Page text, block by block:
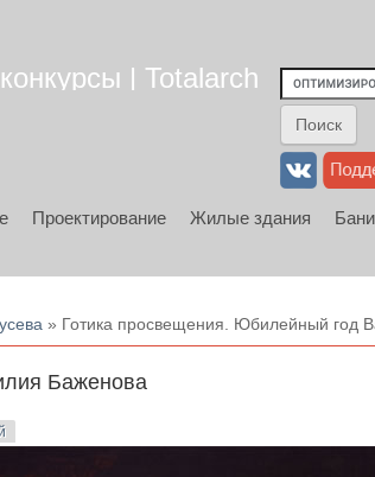
| Totalarch
Проектирование Жилые здания Бани
» Готика просвещения. Юбилейный год
Баженова